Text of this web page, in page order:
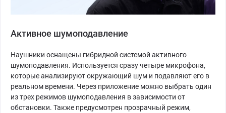
Активное шумоподавление
Наушники оснащены гибридной системой активного
шумоподавления. Используется сразу четыре микрофона,
которые анализируют окружающий шум и подавляют его в
реальном времени. Через приложение можно выбрать один
из трех режимов шумоподавления в зависимости от
обстановки. Также предусмотрен прозрачный режим,